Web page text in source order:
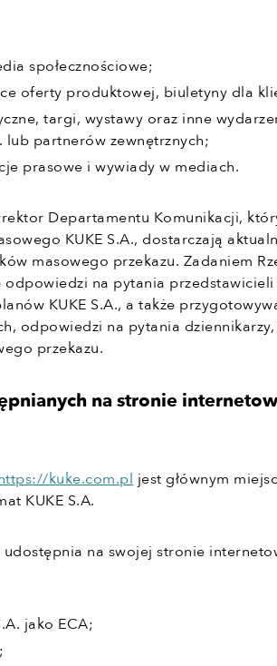
społecznościowe;
oferty produktowej, biuletyny dla
targi, wystawy oraz inne
lub partnerów zewnętrznych;
prasowe i wywiady w mediach.
Departamentu Komunikacji,
KUKE S.A., dostarczają
masowego przekazu. Zadaniem
odpowiedzi na pytania
KUKE S.A., a także
odpowiedzi na pytania
przekazu.
na stronie
kuke.com.pl jest głównym
KUKE S.A.
na swojej stronie
jako ECA;